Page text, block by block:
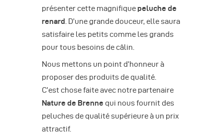
présenter cette magnifiquepeluche de
renard
. D’une grande douceur, elle saura
satisfaire les petits comme les grands
pour tous besoins de câlin.
Nous mettons un point d’honneur à
proposer des produits de qualité.
C’est chose faite avec notre partenaire
Nature de Brenne qui nous fournit des
peluches de qualité supérieure à un prix
attractif.